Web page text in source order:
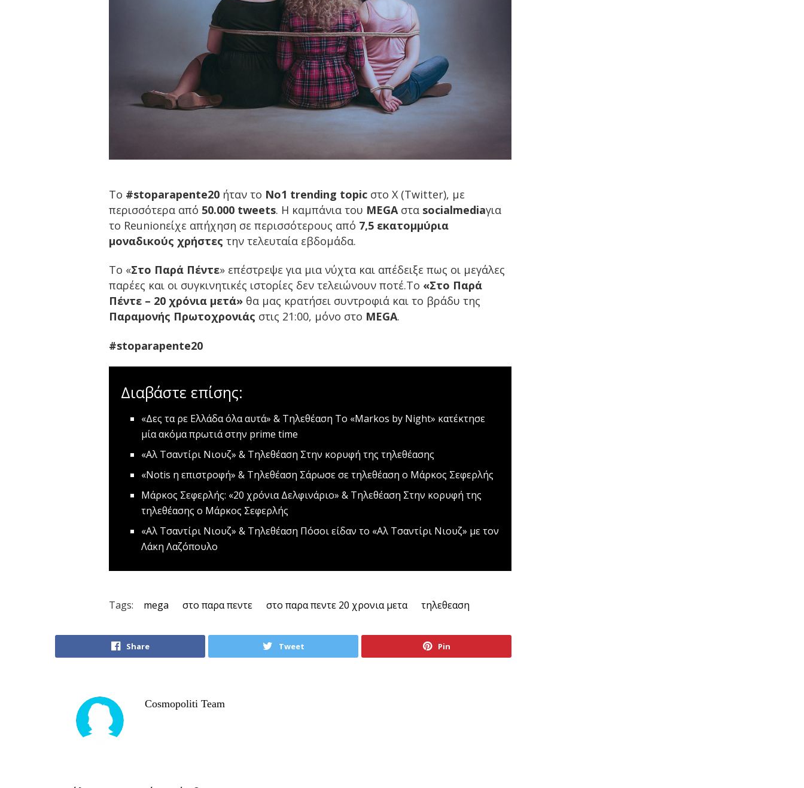
Το #stoparapente20 ήταν το No1 trending topic στο X (Twitter), με
περισσότερα από 50.000 tweets. Η καμπάνια του MEGAστα socialmediaγια
το Reunionείχε απήχηση σε περισσότερους από 7,5 εκατομμύρια
μοναδικούς χρήστες την τελευταία εβδομάδα.
Το «Στο Παρά Πέντε» επέστρεψε για μια νύχτα και απέδειξε πως οι μεγάλες
παρέες και οι συγκινητικές ιστορίες δεν τελειώνουν ποτέ.Το «Στο Παρά
Πέντε – 20 χρόνια μετά» θα μας κρατήσει συντροφιά και το βράδυ της
Παραμονής Πρωτοχρονιάς στις 21:00, μόνο στο MEGA.
#stoparapente20
Διαβάστε επίσης:
«Δες τα ρε Ελλάδα όλα αυτά» & Τηλεθέαση Το «Markos by Night» κατέκτησε
μία ακόμα πρωτιά στην prime time
«Αλ Τσαντίρι Νιουζ» & Τηλεθέαση Στην κορυφή της τηλεθέασης
«Notis η επιστροφή» & Τηλεθέαση Σάρωσε σε τηλεθέαση ο Μάρκος Σεφερλής
Mάρκος Σεφερλής: «20 χρόνια Δελφινάριο» & Τηλεθέαση Στην κορυφή της
τηλεθέασης ο Μάρκος Σεφερλής
«Αλ Τσαντίρι Νιουζ» & Tηλεθέαση Πόσοι είδαν το «Αλ Τσαντίρι Νιουζ» με τον
Λάκη Λαζόπουλο
Tags: mega στο παρα πεντε στο παρα πεντε 20 χρονια μετα τηλεθεαση
Share Tweet Pin
Cosmopoliti Team